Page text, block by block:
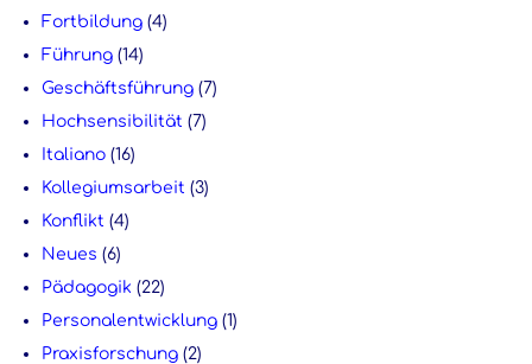
Fortbildung (4)
Führung (14)
Geschäftsführung (7)
Hochsensibilität (7)
Italiano (16)
Kollegiumsarbeit (3)
Konflikt (4)
Neues (6)
Pädagogik (22)
Personalentwicklung (1)
Praxisforschung (2)